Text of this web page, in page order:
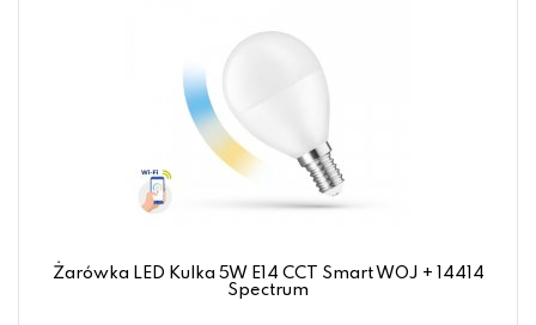
Żarówka LED Kulka 5W E14 CCT Smart WOJ + 14414
Spectrum